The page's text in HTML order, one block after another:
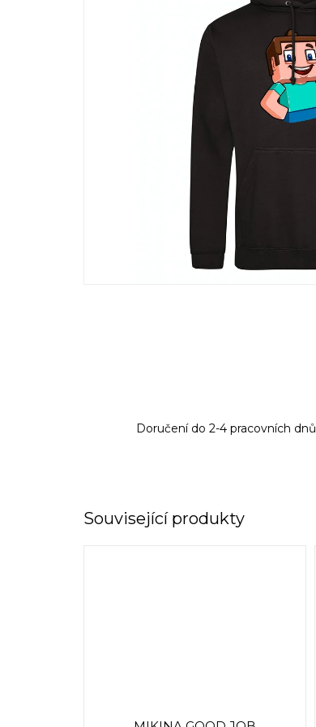
Doručení do 2-4 pracovních dnů
Související produkty